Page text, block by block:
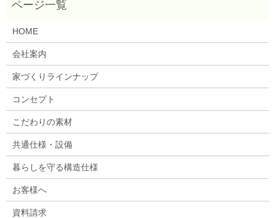
HOME
会社案内
家づくりラインナップ
コンセプト
こだわりの素材
共通仕様・設備
暮らしを守る構造仕様
お客様へ
資料請求